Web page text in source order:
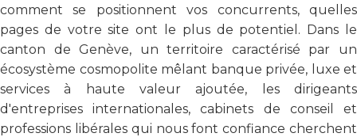
comment se positionnent vos concurrents, quelles
pages de votre site ont le plus de potentiel. Dans le
canton de Genève, un territoire caractérisé par un
écosystème cosmopolite mêlant banque privée, luxe et
services à haute valeur ajoutée, les dirigeants
d'entreprises internationales, cabinets de conseil et
professions libérales qui nous font confiance cherchent